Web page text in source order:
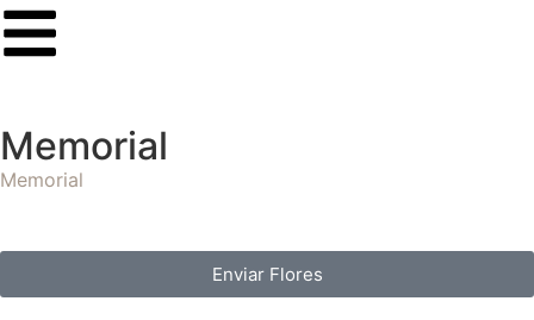
Memorial
Memorial
Enviar Flores